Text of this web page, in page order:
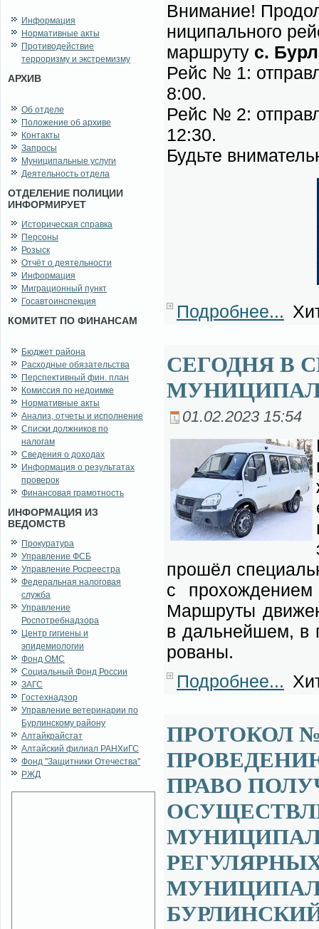
Информация
Нормативные акты
Противодействие
терроризму и экстремизму
АРХИВ
Об отделе
Положение об архиве
Контакты
Запросы
Муниципальные услуги
Деятельность отдела
ОТДЕЛЕНИЕ ПОЛИЦИИ
ИНФОРМИРУЕТ
Историческая справка
Персоны
Розыск
Отчёт о деятельности
Информация
Миграционный пункт
Госавтоинспекция
КОМИТЕТ ПО ФИНАНСАМ
Бюджет района
Расходные обязательства
Перспективный фин. план
Комиссия по недоимке
Нормативные акты
Анализ, отчеты и исполнение
Списки должников по
налогам
Сведения о доходах
Информация о результатах
проверок
Финансовая грамотность
ИНФОРМАЦИЯ ИЗ
ВЕДОМСТВ
Прокуратура
Управление ФСБ
Управление Росреестра
Федеральная налоговая
служба
Управление
Роспотребнадзора
Центр гигиены и
эпидемиологии
Фонд ОМС
Социальный Фонд России
ЗАГС
Гостехнадзор
Управление ветеринарии по
Бурлинскому району
Алтайкрайстат
Алтайский филиал РАНХиГС
Фонд "Защитники Отечества"
РЖД
Вни­ма­ние!
ни­ци­паль­но­го
марш­ру­ту с.
Рейс № 1:
8:00.
Рейс № 2:
12:30.
Будь­те
Подробнее...
СЕГОДНЯ В
01.02.2023 15:54
про­шёл
с про­хож­де­ни­ем
Марш­ру­ты
в даль­ней­шем, в
ро­ва­ны.
Подробнее...
ПРОТОКОЛ
ПРАВО